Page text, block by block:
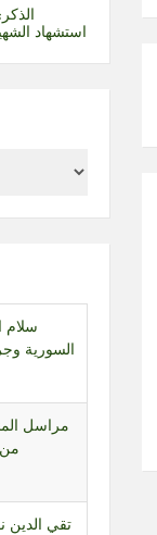
استشهاد
سلام
السورية
مراسل
من
تقي الدين